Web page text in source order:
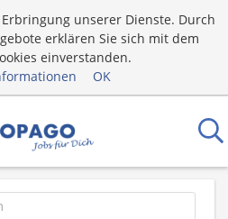
unserer Dienste. Durch
erklären Sie sich mit dem
einverstanden.
OK